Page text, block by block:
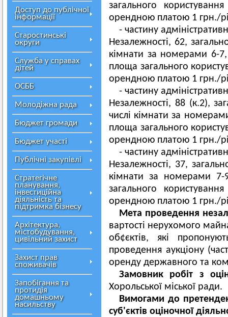
Доступ до публічної
інформації
Старостинські
округи
Служба у справах
дітей
ОСББ
Молодіжна рада
Бюджет громади
Бюджет участі
Публічні закупівлі
Стратегічне
планування,
інвестиційна
діяльність та
підтримка бізнесу
Архітектура,
містобудування,
цивільний захист
Захист прав
споживачів
Запобігання та
протидія
домашньому
насильству
загального
орендною платою 1 грн./
- частину
Незалежності, 62,
кімнати за номерами 6-
площа загального
орендною платою 1 грн./
- частину
Незалежності, 88 (к.2),
числі кімнати за
площа загального
орендною платою 1 грн./
- частину
Незалежності, 37,
кімнати за номерами
загального
орендною платою 1 грн./
Мета проведення
вартості нерухомого
об¢єктів, які
проведення аукціону
оренду державного та
Замовник робіт з
Хорольської міської ради.
Вимогами до
суб'єктів оціночної